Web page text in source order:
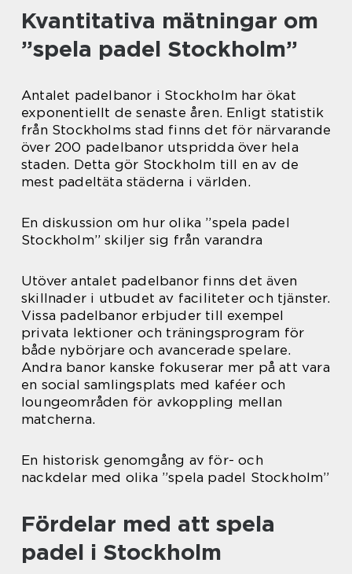
Kvantitativa mätningar om
”spela padel Stockholm”
Antalet padelbanor i Stockholm har ökat
exponentiellt de senaste åren. Enligt statistik
från Stockholms stad finns det för närvarande
över 200 padelbanor utspridda över hela
staden. Detta gör Stockholm till en av de
mest padeltäta städerna i världen.
En diskussion om hur olika ”spela padel
Stockholm” skiljer sig från varandra
Utöver antalet padelbanor finns det även
skillnader i utbudet av faciliteter och tjänster.
Vissa padelbanor erbjuder till exempel
privata lektioner och träningsprogram för
både nybörjare och avancerade spelare.
Andra banor kanske fokuserar mer på att vara
en social samlingsplats med kaféer och
loungeområden för avkoppling mellan
matcherna.
En historisk genomgång av för- och
nackdelar med olika ”spela padel Stockholm”
Fördelar med att spela
padel i Stockholm